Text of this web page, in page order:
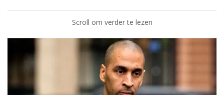
Scroll om verder te lezen